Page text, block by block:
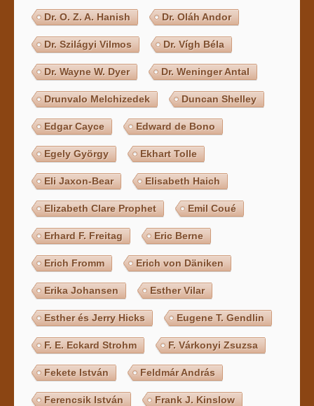
Dr. O. Z. A. Hanish Dr. Oláh Andor
Dr. Szilágyi Vilmos Dr. Vígh Béla
Dr. Wayne W. Dyer Dr. Weninger Antal
Drunvalo Melchizedek Duncan Shelley
Edgar Cayce Edward de Bono
Egely György Ekhart Tolle
Eli Jaxon-Bear Elisabeth Haich
Elizabeth Clare Prophet Emil Coué
Erhard F. Freitag Eric Berne
Erich Fromm Erich von Däniken
Erika Johansen Esther Vilar
Esther és Jerry Hicks Eugene T. Gendlin
F. E. Eckard Strohm F. Várkonyi Zsuzsa
Fekete István Feldmár András
Ferencsik István Frank J. Kinslow